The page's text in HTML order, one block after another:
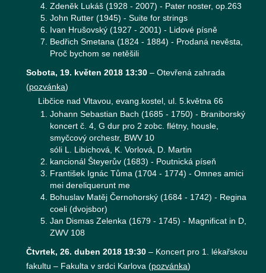
Zdeněk Lukáš (1928 - 2007) - Pater noster, op.263
John Rutter (1945) - Suite for strings
Ivan Hrušovský (1927 - 2001) - Lidové písně
Bedřich Smetana (1824 - 1884) - Prodaná nevěsta,
Proč bychom se netěšili
Sobota, 19. květen 2018 13:30 – Otevřená zahrada
(pozvánka)
Libčice nad Vltavou, evang.kostel, ul. 5.května 66
Johann Sebastian Bach (1685 - 1750) - Braniborský
koncert č. 4, G dur pro 2 zobc. flétny, housle,
smyčcový orchestr, BWV 10
sóli L. Libichová, K. Vorlová, D. Martin
kancionál Šteyerův (1683) - Poutnická píseň
František Ignác Tůma (1704 - 1774) - Omnes amici
mei dereliquerunt me
Bohuslav Matěj Černohorský (1684 - 1742) - Regina
coeli (dvojsbor)
Jan Dismas Zelenka (1679 - 1745) - Magnificat in D,
ZWV 108
Čtvrtek, 26. duben 2018 19:30 – Koncert pro 1. lékařskou
fakultu – Fakulta v srdci Karlova (pozvánka)